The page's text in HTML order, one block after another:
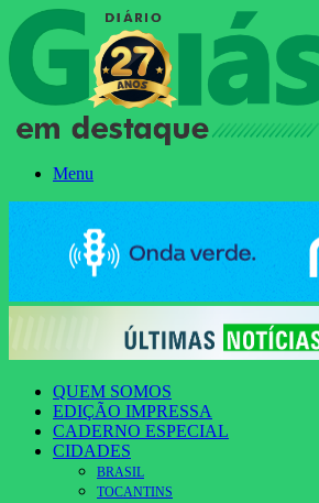
Menu
QUEM SOMOS
EDIÇÃO IMPRESSA
CADERNO ESPECIAL
CIDADES
BRASIL
TOCANTINS